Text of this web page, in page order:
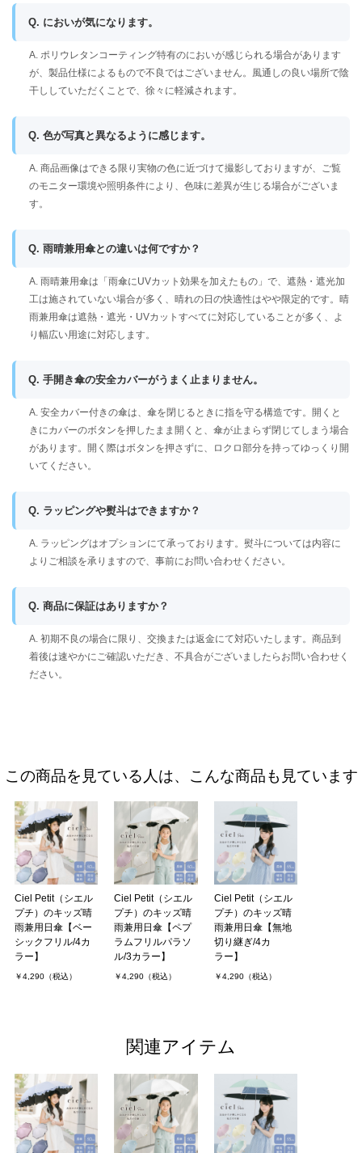
Q. においが気になります。
A. ポリウレタンコーティング特有のにおいが感じられる場合があります
が、製品仕様によるもので不良ではございません。風通しの良い場所で陰
干ししていただくことで、徐々に軽減されます。
Q. 色が写真と異なるように感じます。
A. 商品画像はできる限り実物の色に近づけて撮影しておりますが、ご覧
のモニター環境や照明条件により、色味に差異が生じる場合がございま
す。
Q. 雨晴兼用傘との違いは何ですか？
A. 雨晴兼用傘は「雨傘にUVカット効果を加えたもの」で、遮熱・遮光加
工は施されていない場合が多く、晴れの日の快適性はやや限定的です。晴
雨兼用傘は遮熱・遮光・UVカットすべてに対応していることが多く、よ
り幅広い用途に対応します。
Q. 手開き傘の安全カバーがうまく止まりません。
A. 安全カバー付きの傘は、傘を閉じるときに指を守る構造です。開くと
きにカバーのボタンを押したまま開くと、傘が止まらず閉じてしまう場合
があります。開く際はボタンを押さずに、ロクロ部分を持ってゆっくり開
いてください。
Q. ラッピングや熨斗はできますか？
A. ラッピングはオプションにて承っております。熨斗については内容に
よりご相談を承りますので、事前にお問い合わせください。
Q. 商品に保証はありますか？
A. 初期不良の場合に限り、交換または返金にて対応いたします。商品到
着後は速やかにご確認いただき、不具合がございましたらお問い合わせく
ださい。
この商品を見ている人は、こんな商品も見ています
Ciel Petit（シエル
プチ）のキッズ晴
雨兼用日傘【ベー
シックフリル/4カ
ラー】
￥4,290（税込）
Ciel Petit（シエル
プチ）のキッズ晴
雨兼用日傘【ペプ
ラムフリルパラソ
ル/3カラー】
￥4,290（税込）
Ciel Petit（シエル
プチ）のキッズ晴
雨兼用日傘【無地
切り継ぎ/4カ
ラー】
￥4,290（税込）
関連アイテム